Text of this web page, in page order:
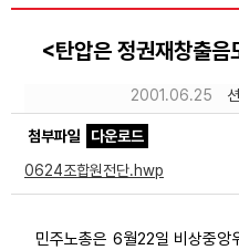
<탄압은 정권재창출
2001.06.25
첨부파일
다운로드
0624조합원전단.hwp
민주노총은 6월22일 비상중
문서자료
미디어자료